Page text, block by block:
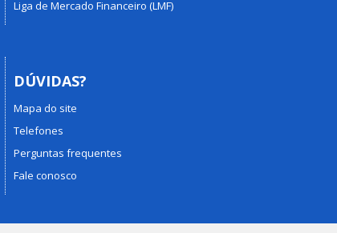
Liga de Mercado Financeiro (LMF)
DÚVIDAS?
Mapa do site
Telefones
Perguntas frequentes
Fale conosco